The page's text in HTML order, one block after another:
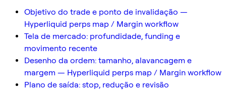
Objetivo do trade e ponto de invalidação —
Hyperliquid perps map / Margin workflow
Tela de mercado: profundidade, funding e
movimento recente
Desenho da ordem: tamanho, alavancagem e
margem — Hyperliquid perps map / Margin workflow
Plano de saída: stop, redução e revisão